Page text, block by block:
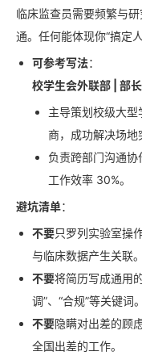
临床监查员需要频繁与
通。任何能体现你“搞定
可参考写法：
校学生会外联部 | 部长
主导策划校级大
商，成功解决场地
负责跨部门沟通
工作效率 30%。
避坑清单：
不要只罗列实验室操
与临床数据产生关联。
不要将简历写成通用
调”、“合规”等关键词。
不要隐瞒对出差的顾
全国出差的工作。